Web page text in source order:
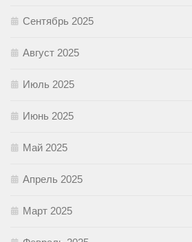
Сентябрь 2025
Август 2025
Июль 2025
Июнь 2025
Май 2025
Апрель 2025
Март 2025